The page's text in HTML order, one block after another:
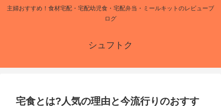
主婦おすすめ！食材宅配・宅配幼児食・宅配弁当・ミールキットのレビューブ
ログ
シュフトク
宅食とは?人気の理由と今流行りのおすす